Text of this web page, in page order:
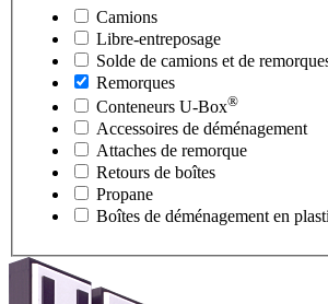
Camions
Libre-entreposage
Solde de camions et de
Remorques
Conteneurs U-Box®
Accessoires de déménagement
Attaches de remorque
Retours de boîtes
Propane
Boîtes de déménagement en